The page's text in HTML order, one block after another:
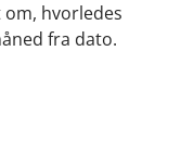
hvorledes
fra dato.